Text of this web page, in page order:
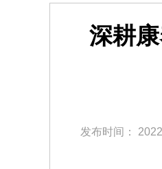
深耕
发布时间：